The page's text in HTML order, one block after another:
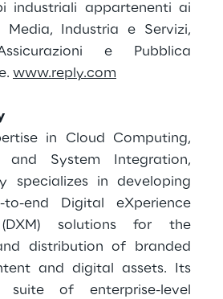
industriali appartenenti ai
Industria e Servizi,
e Pubblica
www.reply.com
in Cloud Computing,
and System Integration,
specializes in developing
to-end Digital eXperience
(DXM) solutions for the
distribution of branded
and digital assets. Its
suite of enterprise-level